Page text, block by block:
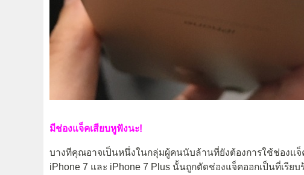
มีช่องแจ็คเสียบหูฟังนะ!
บางทีคุณอาจเป็นหนึ่งในกลุ่มผู้คนนับล้านที่ยังต้องการใช้ช่องแ
iPhone 7 และ iPhone 7 Plus นั้นถูกตัดช่องแจ็คออกเป็นที่เรีย